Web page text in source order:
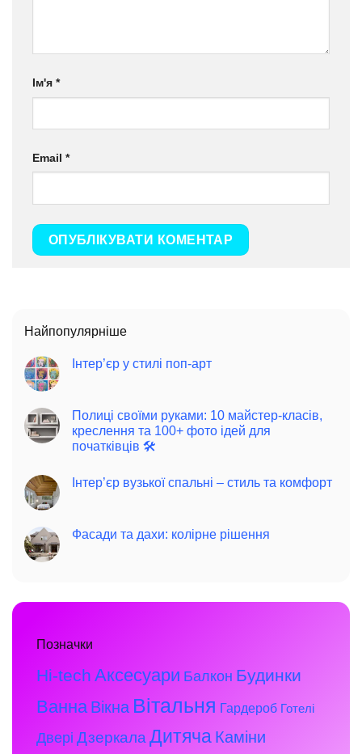
Ім'я *
Email *
Найпопулярніше
Інтер’єр у стилі поп-арт
Полиці своїми руками: 10 майстер-класів,
креслення та 100+ фото ідей для
початківців 🛠️
Інтер’єр вузької спальні – стиль та комфорт
Фасади та дахи: колірне рішення
Позначки
Hi-tech Аксесуари Балкон Будинки
Ванна Вікна Вітальня Гардероб Готелі
Двері Дзеркала Дитяча Каміни